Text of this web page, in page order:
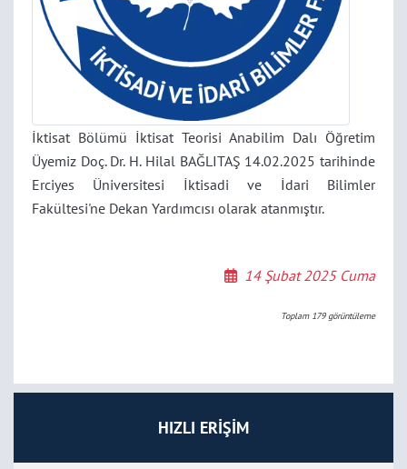
HIZLI ERİŞİM
İktisat Bölümü İktisat Teorisi Anabilim Dalı Öğretim
Üyemiz Doç. Dr. H. Hilal BAĞLITAŞ 14.02.2025 tarihinde
Erciyes Üniversitesi İktisadi ve İdari Bilimler
Fakültesi'ne Dekan Yardımcısı olarak atanmıştır.
14 Şubat 2025 Cuma
Toplam 179görüntüleme